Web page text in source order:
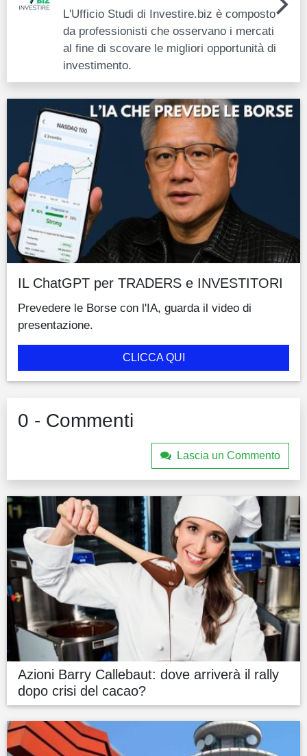
L'Ufficio Studi di Investire.biz è composto
da professionisti che osservano i mercati
al fine di scovare le migliori opportunità di
investimento.
IL ChatGPT per TRADERS e INVESTITORI
Prevedere le Borse con l'IA, guarda il video di
presentazione.
CLICCA QUI
0 - Commenti
Lascia un Commento
Azioni Barry Callebaut: dove arriverà il rally
dopo crisi del cacao?